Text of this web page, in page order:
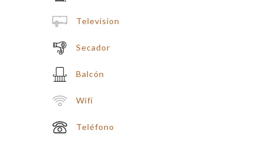
Television
Secador
Balcón
Wifi
Teléfono